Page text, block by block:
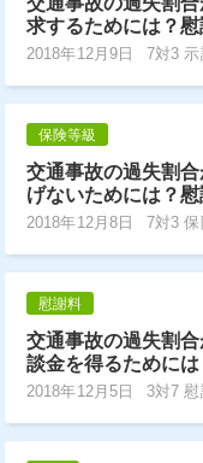
求するためには？
2018年12月9日 7対3 示
保険等級
交通事故の過失割
げないためには？
2018年12月8日 7対3 保
慰謝料
交通事故の過失割
談金を得るために
2018年12月5日 3対7